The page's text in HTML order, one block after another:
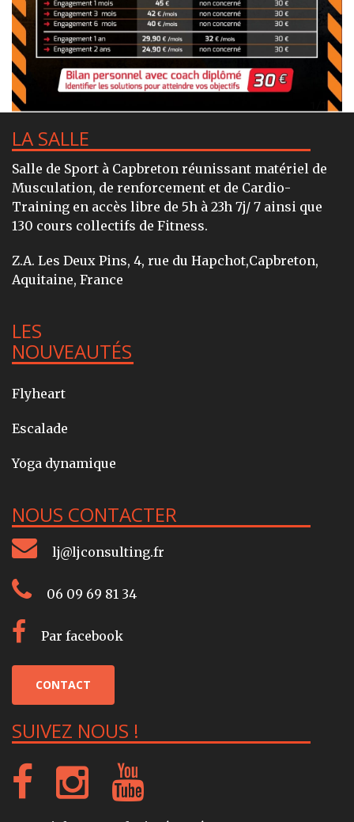
LA SALLE
Salle de Sport à Capbreton réunissant matériel de
Musculation, de renforcement et de Cardio-
Training en accès libre de 5h à 23h 7j/ 7 ainsi que
130 cours collectifs de Fitness.
Z.A. Les Deux Pins, 4, rue du Hapchot,Capbreton,
Aquitaine, France
LES
NOUVEAUTÉS
Flyheart
Escalade
Yoga dynamique
NOUS CONTACTER
lj@ljconsulting.fr
06 09 69 81 34
Par facebook
CONTACT
SUIVEZ NOUS !